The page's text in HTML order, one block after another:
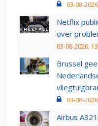
03-08-
Netflix
over
03-08-2026,
Brussel
03-08-
Airbus